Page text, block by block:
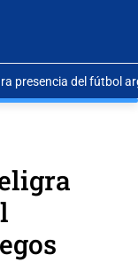
presencia del fútbol